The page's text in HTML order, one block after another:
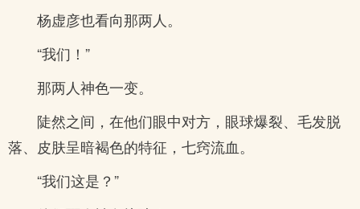
杨虚彦也看向那两人。
“我们！”
那两人神色一变。
陡然之间，在他们眼中对方，眼球爆裂、毛发脱
落、皮肤呈暗褐色的特征，七窍流血。
“我们这是？”